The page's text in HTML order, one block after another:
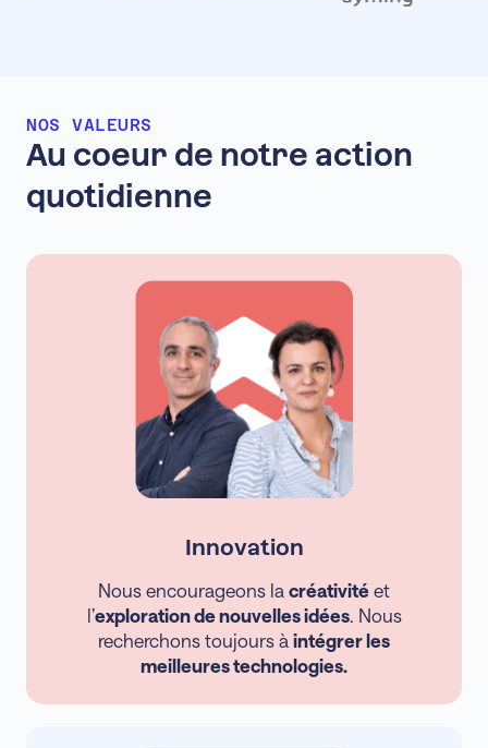
NOS VALEURS
Au coeur de notre action
quotidienne
Innovation
Nous encourageons la créativité et
l’exploration de nouvelles idées. Nous
recherchons toujours à intégrer les
meilleures technologies.